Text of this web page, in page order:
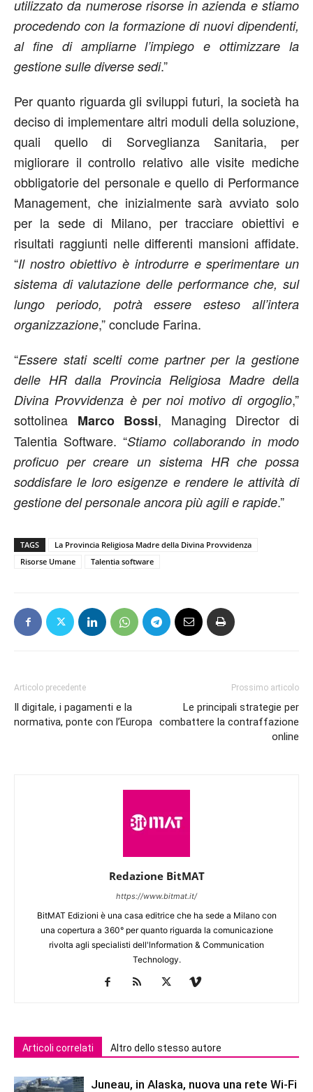
utilizzato da numerose risorse in azienda e stiamo
procedendo con la formazione di nuovi dipendenti,
al fine di ampliarne l’impiego e ottimizzare la
gestione sulle diverse sedi.”
Per quanto riguarda gli sviluppi futuri, la società ha
deciso di implementare altri moduli della soluzione,
quali quello di Sorveglianza Sanitaria, per
migliorare il controllo relativo alle visite mediche
obbligatorie del personale e quello di Performance
Management, che inizialmente sarà avviato solo
per la sede di Milano, per tracciare obiettivi e
risultati raggiunti nelle differenti mansioni affidate.
“Il nostro obiettivo è introdurre e sperimentare un
sistema di valutazione delle performance che, sul
lungo periodo, potrà essere esteso all’intera
organizzazione,” conclude Farina.
“Essere stati scelti come partner per la gestione
delle HR dalla Provincia Religiosa Madre della
Divina Provvidenza è per noi motivo di orgoglio,”
sottolinea Marco Bossi, Managing Director di
Talentia Software. “Stiamo collaborando in modo
proficuo per creare un sistema HR che possa
soddisfare le loro esigenze e rendere le attività di
gestione del personale ancora più agili e rapide.”
TAGS
La Provincia Religiosa Madre della Divina Provvidenza
Risorse Umane
Talentia software
Articolo precedente
Il digitale, i pagamenti e la
normativa, ponte con l’Europa
Prossimo articolo
Le principali strategie per
combattere la contraffazione
online
Redazione BitMAT
https://www.bitmat.it/
BitMAT Edizioni è una casa editrice che ha sede a Milano con
una copertura a 360° per quanto riguarda la comunicazione
rivolta agli specialisti dell'lnformation & Communication
Technology.
Articoli correlati Altro dello stesso autore
Juneau, in Alaska, nuova una rete Wi-Fi